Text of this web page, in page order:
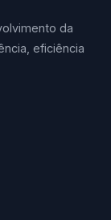
da
eficiência